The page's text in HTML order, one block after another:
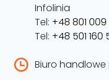
Infolinia
Tel: +48 801
Tel: +48 501 160
Biuro